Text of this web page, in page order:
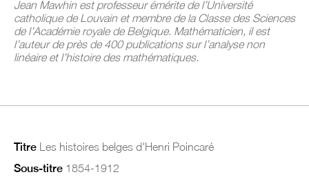
Jean Mawhin est professeur émérite de l’Université
catholique de Louvain et membre de la Classe des Sciences
de l’Académie royale de Belgique. Mathématicien, il est
l’auteur de près de 400 publications sur l’analyse non
linéaire et l’histoire des mathématiques.
Titre Les histoires belges d'Henri Poincaré
Sous-titre 1854-1912